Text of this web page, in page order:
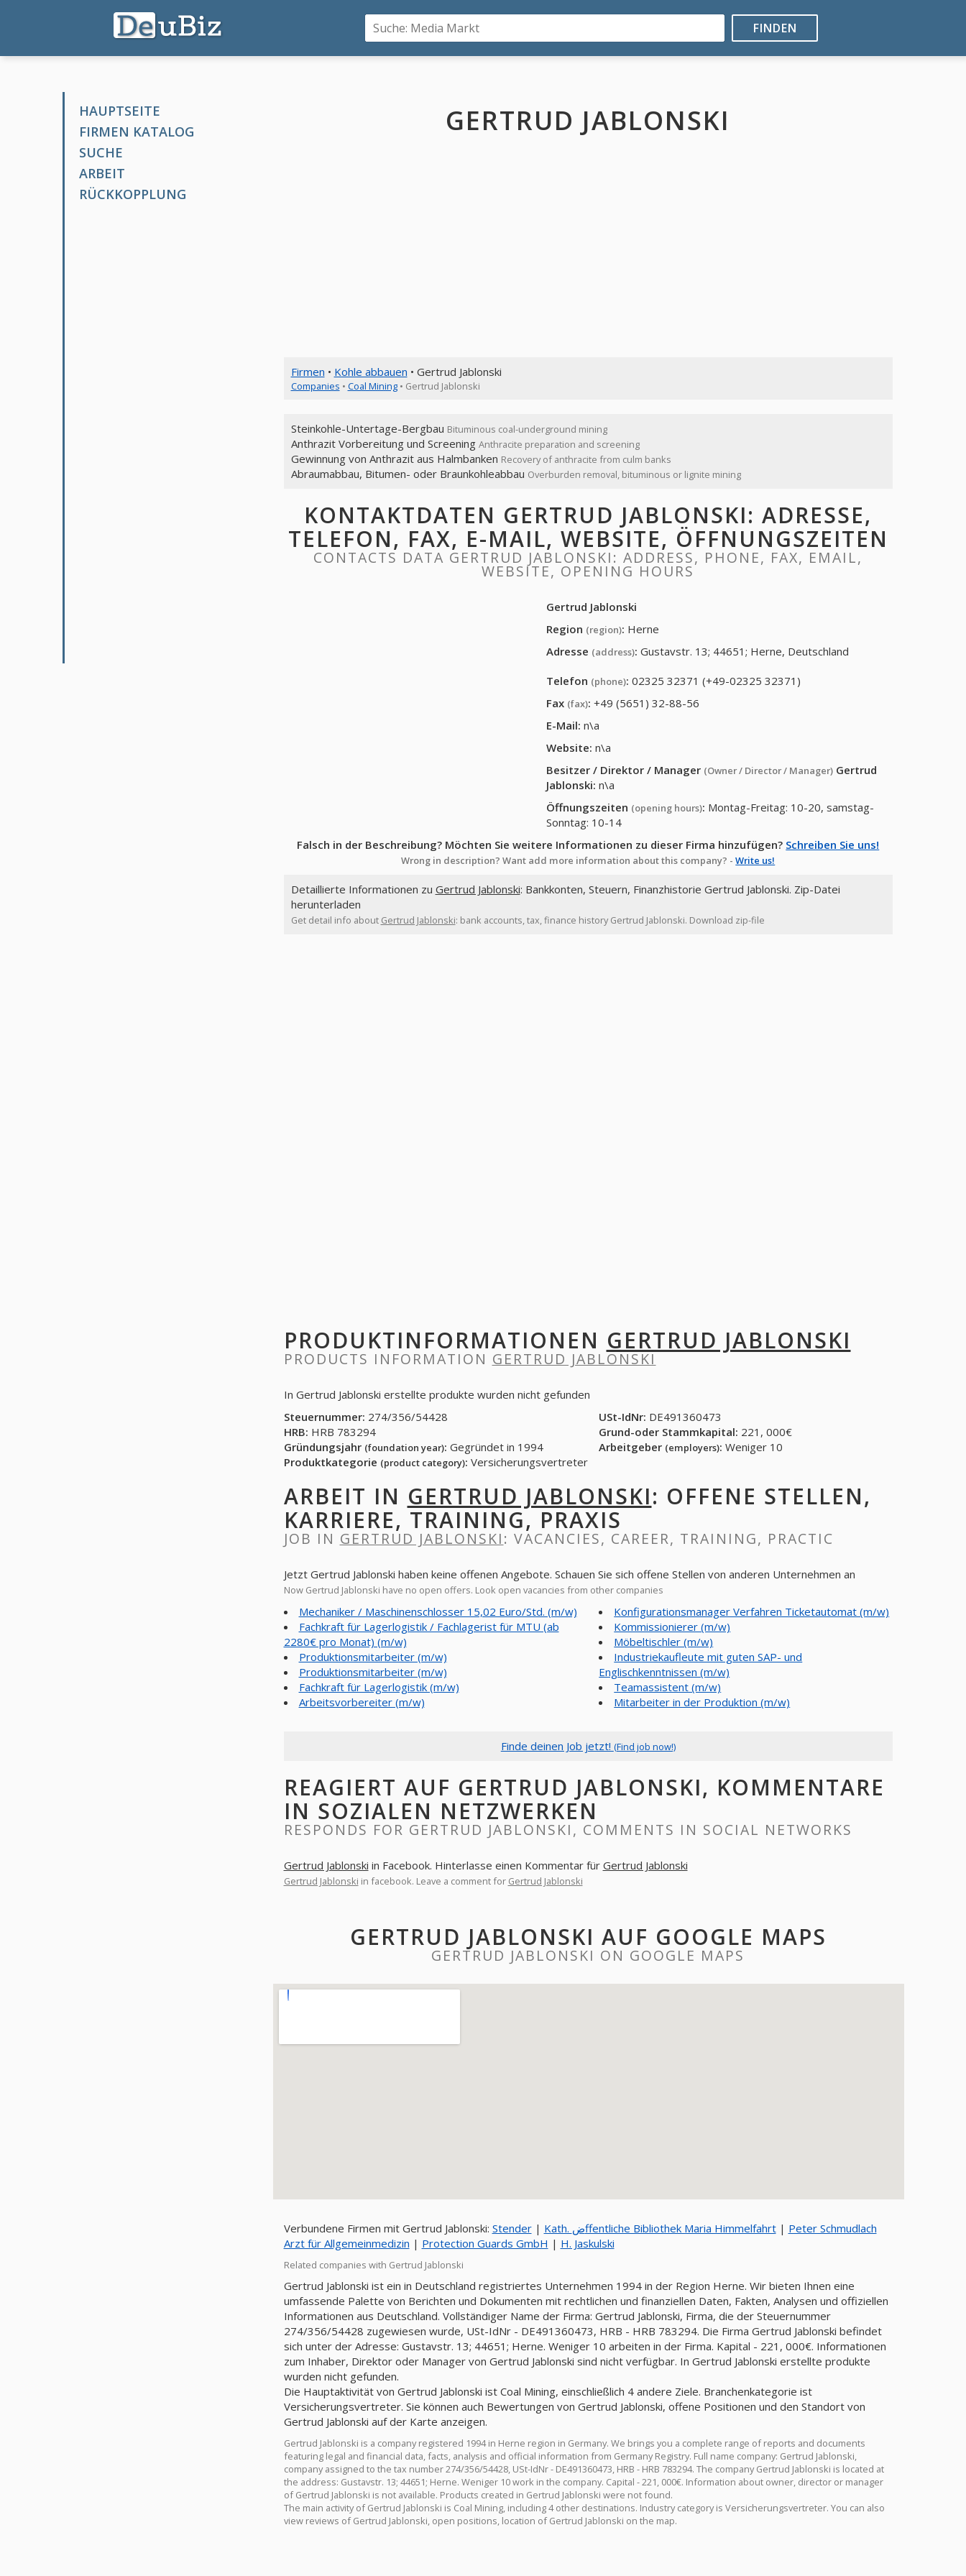
FINDEN
HAUPTSEITE
FIRMEN KATALOG
SUCHE
ARBEIT
RÜCKKOPPLUNG
GERTRUD JABLONSKI
Firmen • Kohle abbauen • Gertrud Jablonski
Companies • Coal Mining• Gertrud Jablonski
Steinkohle-Untertage-Bergbau Bituminous coal-underground mining
Anthrazit Vorbereitung und Screening Anthracite preparation and screening
Gewinnung von Anthrazit aus Halmbanken Recovery of anthracite from culm banks
Abraumabbau, Bitumen- oder Braunkohleabbau Overburden removal, bituminous or lignite mining
KONTAKTDATEN GERTRUD JABLONSKI: ADRESSE,
TELEFON, FAX, E-MAIL, WEBSITE, ÖFFNUNGSZEITEN
CONTACTS DATA GERTRUD JABLONSKI: ADDRESS, PHONE, FAX, EMAIL,
WEBSITE, OPENING HOURS
Gertrud Jablonski
Region (region): Herne
Adresse (address): Gustavstr. 13; 44651; Herne, Deutschland
Telefon (phone): 02325 32371 (+49-02325 32371)
Fax (fax): +49 (5651) 32-88-56
E-Mail: n\a
Website: n\a
Besitzer / Direktor / Manager (Owner / Director / Manager) Gertrud
Jablonski: n\a
Öffnungszeiten (opening hours): Montag-Freitag: 10-20, samstag-
Sonntag: 10-14
Falsch in der Beschreibung? Möchten Sie weitere Informationen zu dieser Firma hinzufügen? Schreiben Sie uns!
Wrong in description? Want add more information about this company? -Write us!
Detaillierte Informationen zu Gertrud Jablonski: Bankkonten, Steuern, Finanzhistorie Gertrud Jablonski. Zip-Datei
herunterladen
Get detail info about Gertrud Jablonski: bank accounts, tax, finance history Gertrud Jablonski. Download zip-file
PRODUKTINFORMATIONEN GERTRUD JABLONSKI
PRODUCTS INFORMATION GERTRUD JABLONSKI
In Gertrud Jablonski erstellte produkte wurden nicht gefunden
Steuernummer: 274/356/54428 USt-IdNr: DE491360473
HRB: HRB 783294 Grund-oder Stammkapital: 221, 000€
Gründungsjahr (foundation year): Gegründet in 1994 Arbeitgeber (employers): Weniger 10
Produktkategorie (product category): Versicherungsvertreter
ARBEIT IN GERTRUD JABLONSKI: OFFENE STELLEN,
KARRIERE, TRAINING, PRAXIS
JOB IN GERTRUD JABLONSKI: VACANCIES, CAREER, TRAINING, PRACTIC
Jetzt Gertrud Jablonski haben keine offenen Angebote. Schauen Sie sich offene Stellen von anderen Unternehmen an
Now Gertrud Jablonski have no open offers. Look open vacancies from other companies
Mechaniker / Maschinenschlosser 15,02 Euro/Std. (m/w)
Fachkraft für Lagerlogistik / Fachlagerist für MTU (ab
2280€ pro Monat) (m/w)
Produktionsmitarbeiter (m/w)
Produktionsmitarbeiter (m/w)
Fachkraft für Lagerlogistik (m/w)
Arbeitsvorbereiter (m/w)
Konfigurationsmanager Verfahren Ticketautomat (m/w)
Kommissionierer (m/w)
Möbeltischler (m/w)
Industriekaufleute mit guten SAP- und
Englischkenntnissen (m/w)
Teamassistent (m/w)
Mitarbeiter in der Produktion (m/w)
Finde deinen Job jetzt! (Find job now!)
REAGIERT AUF GERTRUD JABLONSKI, KOMMENTARE
IN SOZIALEN NETZWERKEN
RESPONDS FOR GERTRUD JABLONSKI, COMMENTS IN SOCIAL NETWORKS
Gertrud Jablonski in Facebook. Hinterlasse einen Kommentar für Gertrud Jablonski
Gertrud Jablonski in facebook. Leave a comment for Gertrud Jablonski
GERTRUD JABLONSKI AUF GOOGLE MAPS
GERTRUD JABLONSKI ON GOOGLE MAPS
Verbundene Firmen mit Gertrud Jablonski: Stender| Kath. ضffentliche Bibliothek Maria Himmelfahrt| Peter Schmudlach
Arzt für Allgemeinmedizin | Protection Guards GmbH | H. Jaskulski
Related companies with Gertrud Jablonski
Gertrud Jablonski ist ein in Deutschland registriertes Unternehmen 1994 in der Region Herne. Wir bieten Ihnen eine
umfassende Palette von Berichten und Dokumenten mit rechtlichen und finanziellen Daten, Fakten, Analysen und offiziellen
Informationen aus Deutschland. Vollständiger Name der Firma: Gertrud Jablonski, Firma, die der Steuernummer
274/356/54428 zugewiesen wurde, USt-IdNr - DE491360473, HRB - HRB 783294. Die Firma Gertrud Jablonski befindet
sich unter der Adresse: Gustavstr. 13; 44651; Herne. Weniger 10 arbeiten in der Firma. Kapital - 221, 000€. Informationen
zum Inhaber, Direktor oder Manager von Gertrud Jablonski sind nicht verfügbar. In Gertrud Jablonski erstellte produkte
wurden nicht gefunden.
Die Hauptaktivität von Gertrud Jablonski ist Coal Mining, einschließlich 4 andere Ziele. Branchenkategorie ist
Versicherungsvertreter. Sie können auch Bewertungen von Gertrud Jablonski, offene Positionen und den Standort von
Gertrud Jablonski auf der Karte anzeigen.
Gertrud Jablonski is a company registered 1994 in Herne region in Germany. We brings you a complete range of reports and documents
featuring legal and financial data, facts, analysis and official information from Germany Registry. Full name company: Gertrud Jablonski,
company assigned to the tax number 274/356/54428, USt-IdNr - DE491360473, HRB - HRB 783294. The company Gertrud Jablonski is located at
the address: Gustavstr. 13; 44651; Herne. Weniger 10 work in the company. Capital - 221, 000€. Information about owner, director or manager
of Gertrud Jablonski is not available. Products created in Gertrud Jablonski were not found.
The main activity of Gertrud Jablonski is Coal Mining, including 4 other destinations. Industry category is Versicherungsvertreter. You can also
view reviews of Gertrud Jablonski, open positions, location of Gertrud Jablonski on the map.